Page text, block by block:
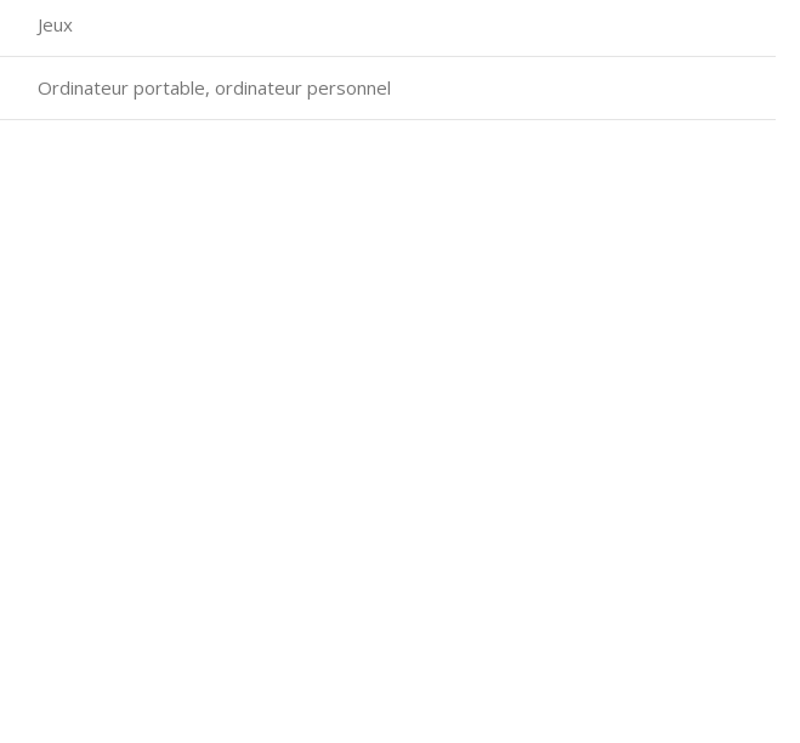
Jeux
Ordinateur portable, ordinateur personnel